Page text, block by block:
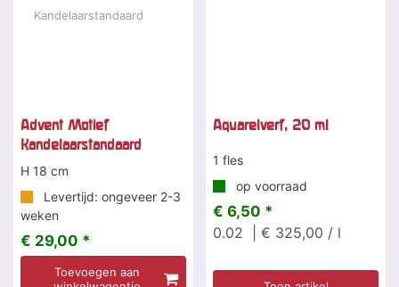
Advent Motief
Kandelaarstandaard
H 18 cm
Levertijd: ongeveer 2-3
weken
€ 29,00 *
Toevoegen aan
Aquarelverf, 20 ml
1 fles
op voorraad
€ 6,50 *
0.02
| € 325,00 / l